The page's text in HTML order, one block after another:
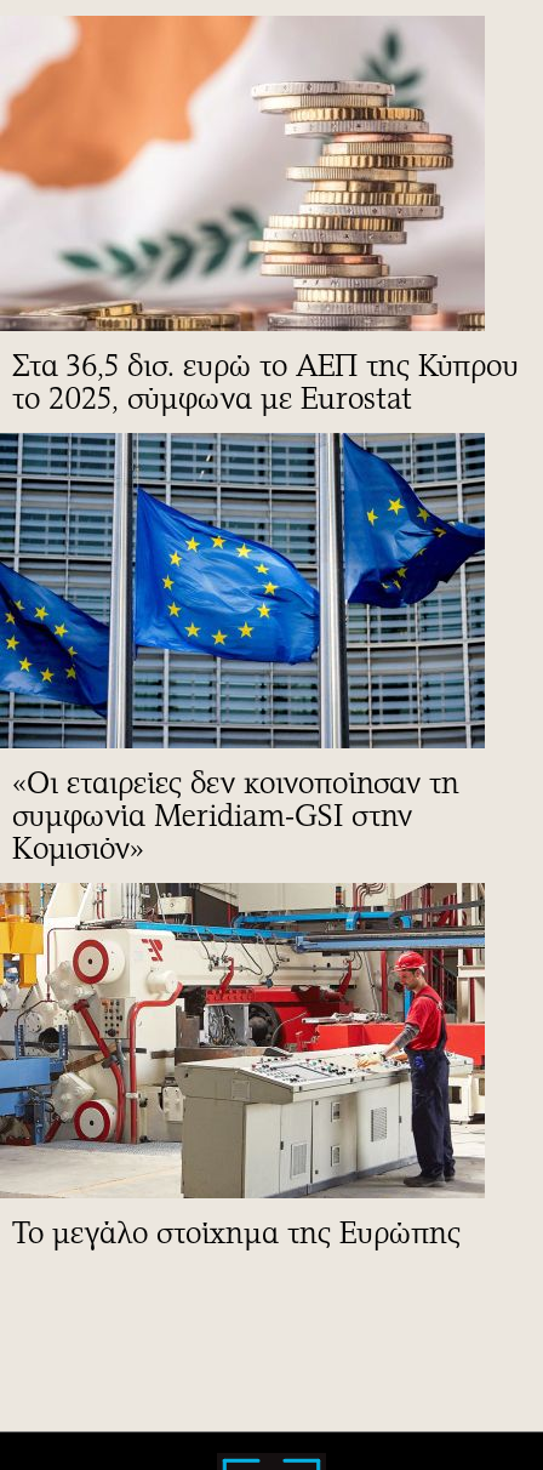
Στα 36,5 δισ. ευρώ το ΑΕΠ της Κύπρου
το 2025, σύμφωνα με Eurostat
«Οι εταιρείες δεν κοινοποίησαν τη
συμφωνία Meridiam-GSI στην
Κομισιόν»
To μεγάλο στοίχημα της Ευρώπης